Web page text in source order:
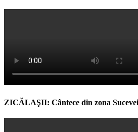
ZICĂLAŞII: Cântece din zona Sucevei